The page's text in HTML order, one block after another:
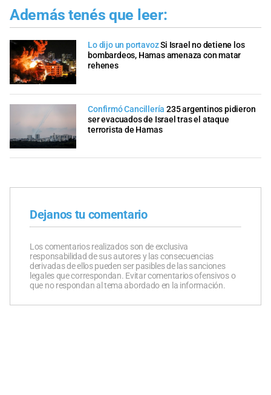
Además tenés que leer:
Lo dijo un portavozSi Israel no detiene los
bombardeos, Hamas amenaza con matar
rehenes
Confirmó Cancillería 235 argentinos pidieron
ser evacuados de Israel tras el ataque
terrorista de Hamas
Dejanos tu comentario
Los comentarios realizados son de exclusiva
responsabilidad de sus autores y las consecuencias
derivadas de ellos pueden ser pasibles de las sanciones
legales que correspondan. Evitar comentarios ofensivos o
que no respondan al tema abordado en la información.